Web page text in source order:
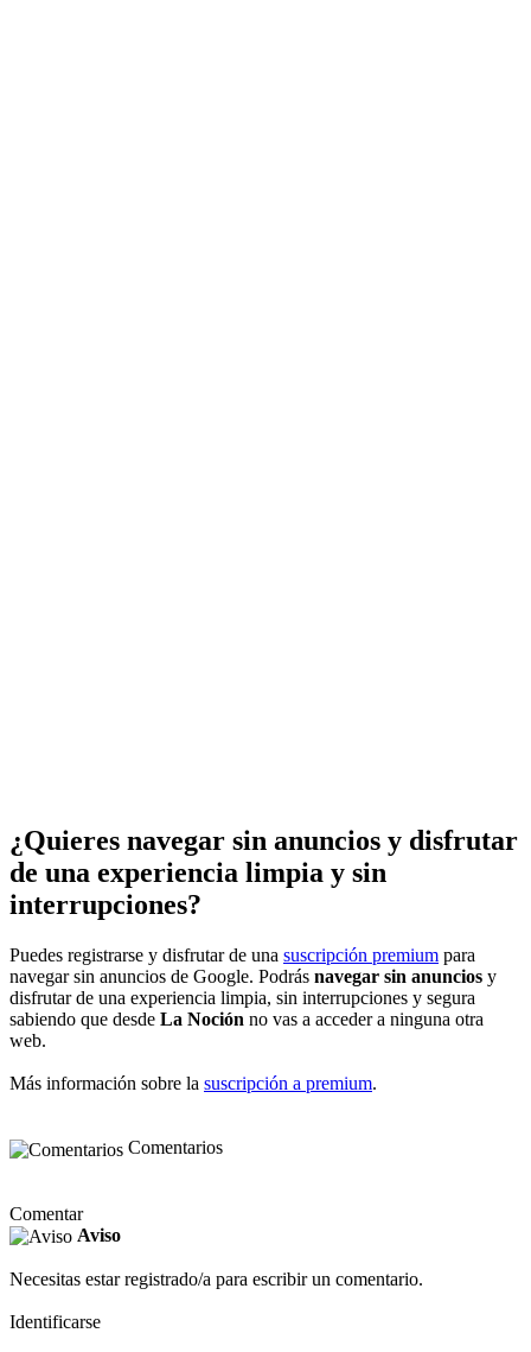
¿Quieres navegar sin anuncios y disfrutar
de una experiencia limpia y sin
interrupciones?
Puedes registrarse y disfrutar de una suscripción premium para
navegar sin anuncios de Google. Podrás navegar sin anuncios y
disfrutar de una experiencia limpia, sin interrupciones y segura
sabiendo que desde La Noción no vas a acceder a ninguna otra
web.
Más información sobre la suscripción a premium.
Comentarios
Comentar
Aviso
Necesitas estar registrado/a para escribir un comentario.
Identificarse